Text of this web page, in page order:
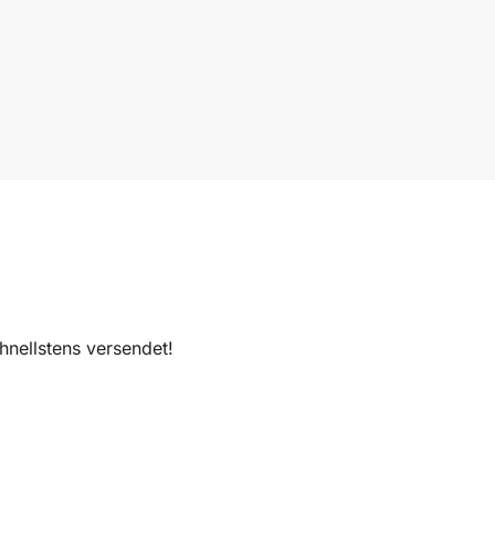
versendet!